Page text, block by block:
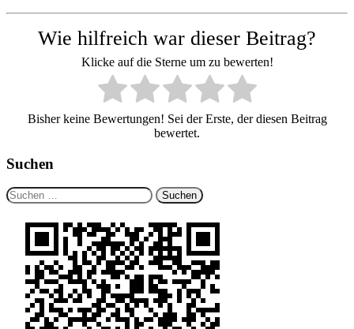
Wie hilfreich war dieser Beitrag?
Klicke auf die Sterne um zu bewerten!
Bisher keine Bewertungen! Sei der Erste, der diesen Beitrag
bewertet.
Suchen
Suchen
nach: